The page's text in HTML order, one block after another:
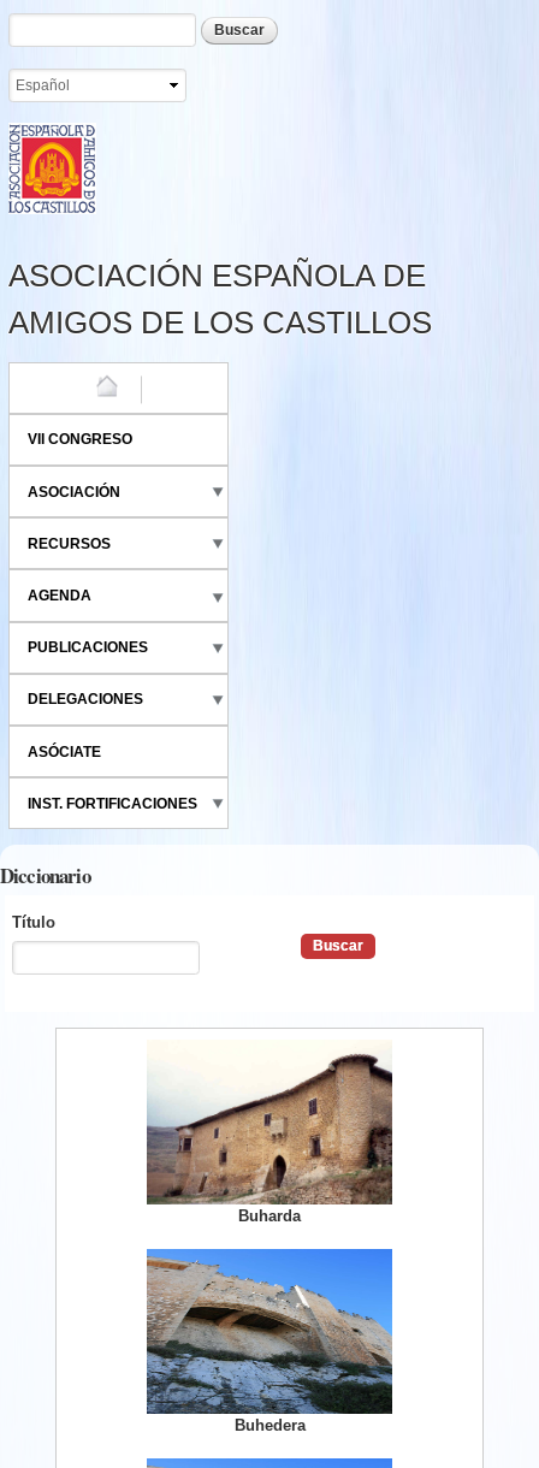
Pasar al
contenido
Formulario de búsqueda
Buscar
ASOCIACIÓN ESPAÑOLA DE
AMIGOS DE LOS CASTILLOS
VII CONGRESO
ASOCIACIÓN
RECURSOS
AGENDA
PUBLICACIONES
DELEGACIONES
ASÓCIATE
INST. FORTIFICACIONES
Diccionario
Título
Buharda
Buhedera